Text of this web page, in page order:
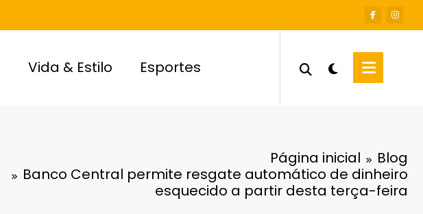
Vida & Estilo Esportes
Página inicial
Blog
Banco Central permite resgate automático de dinheiro
esquecido a partir desta terça-feira